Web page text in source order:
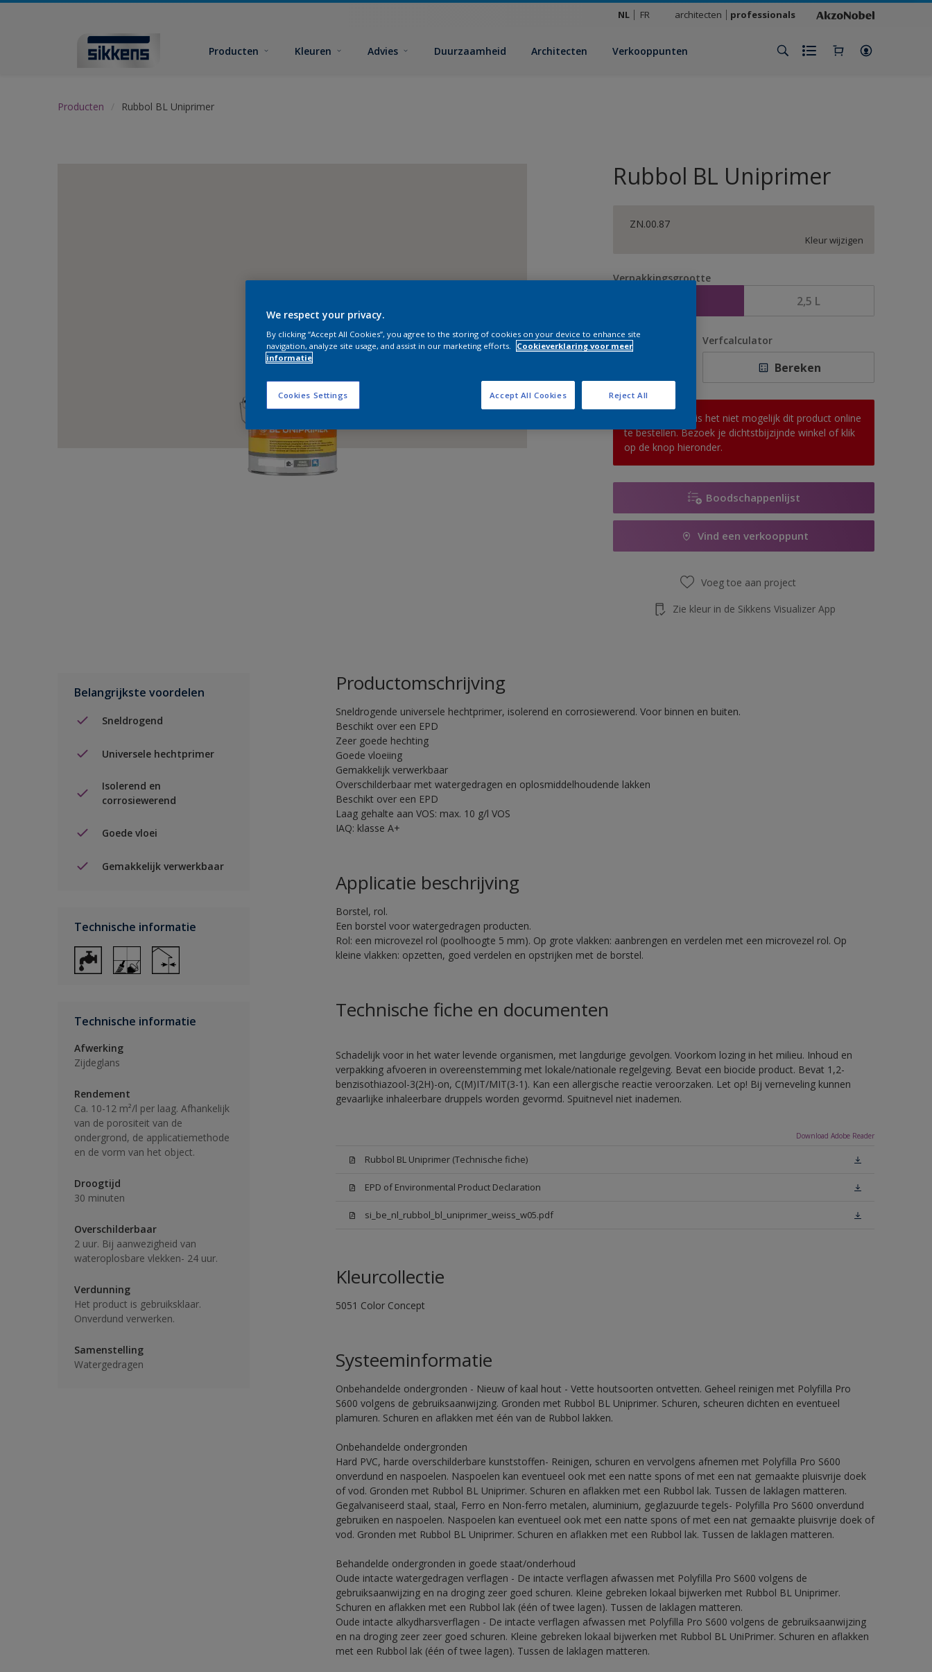
NL FR architecten professionals
Producten Kleuren Advies Duurzaamheid Architecten Verkooppunten
Producten Rubbol BL Uniprimer
Rubbol BL Uniprimer
ZN.00.87
Kleur wijzigen
Verpakkingsgrootte
2,5 L
Aantal Verfcalculator
Bereken
Op dit moment is het niet mogelijk dit product online
te bestellen. Bezoek je dichtstbijzijnde winkel of klik
op de knop hieronder.
Boodschappenlijst
Vind een verkooppunt
Voeg toe aan project
Zie kleur in de Sikkens Visualizer App
Belangrijkste voordelen
Sneldrogend
Universele hechtprimer
Isolerend en
corrosiewerend
Goede vloei
Gemakkelijk verwerkbaar
Technische informatie
Technische informatie
Afwerking
Zijdeglans
Rendement
Ca. 10-12 m²/l per laag. Afhankelijk
van de porositeit van de
ondergrond, de applicatiemethode
en de vorm van het object.
Droogtijd
30 minuten
Overschilderbaar
2 uur. Bij aanwezigheid van
wateroplosbare vlekken- 24 uur.
Verdunning
Het product is gebruiksklaar.
Onverdund verwerken.
Samenstelling
Watergedragen
Productomschrijving
Sneldrogende universele hechtprimer, isolerend en corrosiewerend. Voor binnen en buiten.
Beschikt over een EPD
Zeer goede hechting
Goede vloeiing
Gemakkelijk verwerkbaar
Overschilderbaar met watergedragen en oplosmiddelhoudende lakken
Beschikt over een EPD
Laag gehalte aan VOS: max. 10 g/l VOS
IAQ: klasse A+
Applicatie beschrijving
Borstel, rol.
Een borstel voor watergedragen producten.
Rol: een microvezel rol (poolhoogte 5 mm). Op grote vlakken: aanbrengen en verdelen met een microvezel rol. Op
kleine vlakken: opzetten, goed verdelen en opstrijken met de borstel.
Technische fiche en documenten
Schadelijk voor in het water levende organismen, met langdurige gevolgen. Voorkom lozing in het milieu. Inhoud en
verpakking afvoeren in overeenstemming met lokale/nationale regelgeving. Bevat een biocide product. Bevat 1,2-
benzisothiazool-3(2H)-on, C(M)IT/MIT(3-1). Kan een allergische reactie veroorzaken. Let op! Bij verneveling kunnen
gevaarlijke inhaleerbare druppels worden gevormd. Spuitnevel niet inademen.
Download Adobe Reader
Rubbol BL Uniprimer (Technische fiche)
EPD of Environmental Product Declaration
si_be_nl_rubbol_bl_uniprimer_weiss_w05.pdf
Kleurcollectie
5051 Color Concept
Systeeminformatie
Onbehandelde ondergronden - Nieuw of kaal hout - Vette houtsoorten ontvetten. Geheel reinigen met Polyfilla Pro
S600 volgens de gebruiksaanwijzing. Gronden met Rubbol BL Uniprimer. Schuren, scheuren dichten en eventueel
plamuren. Schuren en aflakken met één van de Rubbol lakken.
Onbehandelde ondergronden
Hard PVC, harde overschilderbare kunststoffen- Reinigen, schuren en vervolgens afnemen met Polyfilla Pro S600
onverdund en naspoelen. Naspoelen kan eventueel ook met een natte spons of met een nat gemaakte pluisvrije doek
of vod. Gronden met Rubbol BL Uniprimer. Schuren en aflakken met een Rubbol lak. Tussen de laklagen matteren.
Gegalvaniseerd staal, staal, Ferro en Non-ferro metalen, aluminium, geglazuurde tegels- Polyfilla Pro S600 onverdund
gebruiken en naspoelen. Naspoelen kan eventueel ook met een natte spons of met een nat gemaakte pluisvrije doek of
vod. Gronden met Rubbol BL Uniprimer. Schuren en aflakken met een Rubbol lak. Tussen de laklagen matteren.
Behandelde ondergronden in goede staat/onderhoud
Oude intacte watergedragen verflagen - De intacte verflagen afwassen met Polyfilla Pro S600 volgens de
gebruiksaanwijzing en na droging zeer goed schuren. Kleine gebreken lokaal bijwerken met Rubbol BL Uniprimer.
Schuren en aflakken met een Rubbol lak (één of twee lagen). Tussen de laklagen matteren.
Oude intacte alkydharsverflagen - De intacte verflagen afwassen met Polyfilla Pro S600 volgens de gebruiksaanwijzing
en na droging zeer zeer goed schuren. Kleine gebreken lokaal bijwerken met Rubbol BL UniPrimer. Schuren en aflakken
met een Rubbol lak (één of twee lagen). Tussen de laklagen matteren.
We respect your privacy.
By clicking “Accept All Cookies”, you agree to the storing of cookies on your device to enhance site
navigation, analyze site usage, and assist in our marketing efforts.
Cookieverklaring voor meer
informatie
Cookies Settings Reject All
Accept All Cookies